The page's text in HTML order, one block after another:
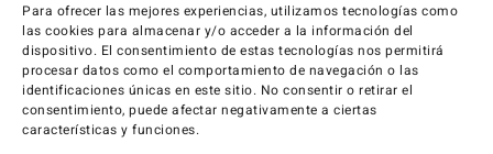
Para ofrecer las mejores experiencias, utilizamos tecnologías como
las cookies para almacenar y/o acceder a la información del
dispositivo. El consentimiento de estas tecnologías nos permitirá
procesar datos como el comportamiento de navegación o las
identificaciones únicas en este sitio. No consentir o retirar el
consentimiento, puede afectar negativamente a ciertas
características y funciones.